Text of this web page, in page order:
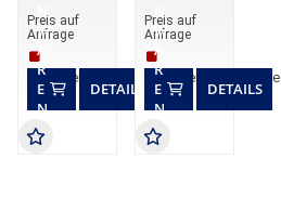
Preis auf
Anfrage
Lieferzeit auf Anfrage
N
W
A
R
E
N
K
O
DETAILS
Preis auf
Anfrage
Lieferzeit auf Anfrage
N
W
A
R
E
N
K
O
DETAILS